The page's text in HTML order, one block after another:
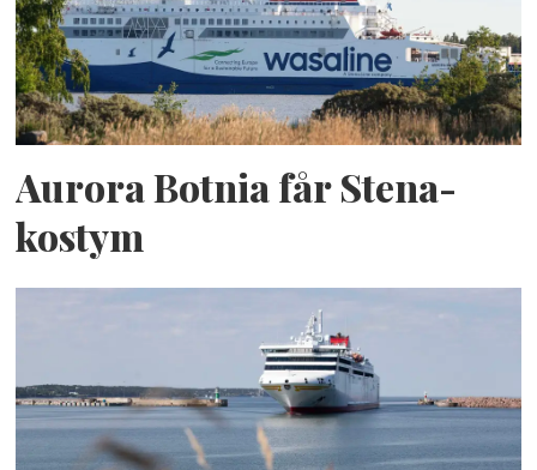
Aurora Botnia får Stena-
kostym